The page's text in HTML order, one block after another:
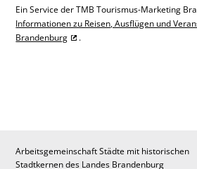
Ein Service der TMB Tourismus-Marketing
Informationen zu Reisen, Ausflügen und
Brandenburg
.
Arbeitsgemeinschaft Städte mit historischen
Stadtkernen des Landes Brandenburg